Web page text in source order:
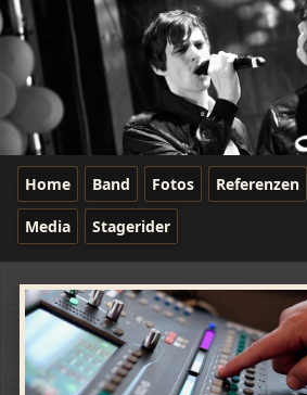
Home Band Fotos Referenzen
Media Stagerider